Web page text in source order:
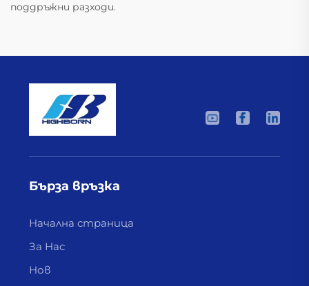
поддръжни разходи.
Бърза връзка
Начална страница
За Нас
Нов